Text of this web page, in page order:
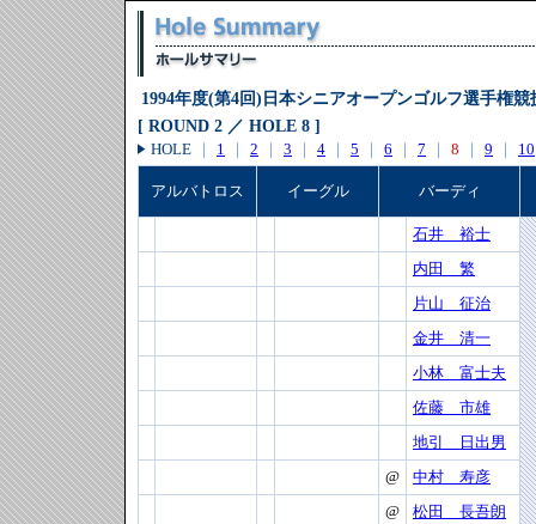
1994年度(第4回)日本シニアオープンゴルフ選手権競
[ ROUND 2 ／ HOLE 8 ]
HOLE
｜ 1 ｜ 2 ｜ 3 ｜ 4 ｜ 5 ｜ 6 ｜ 7 ｜ 8 ｜ 9 ｜ 10
アルバトロス イーグル バーディ
石井 裕士
内田 繁
片山 征治
金井 清一
小林 富士夫
佐藤 市雄
地引 日出男
@
中村 寿彦
@
松田 長吾朗